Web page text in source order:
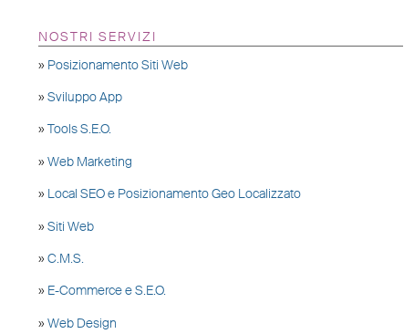
NOSTRI SERVIZI
» Posizionamento Siti Web
» Sviluppo App
» Tools S.E.O.
» Web Marketing
» Local SEO e Posizionamento Geo Localizzato
» Siti Web
» C.M.S.
» E-Commerce e S.E.O.
» Web Design